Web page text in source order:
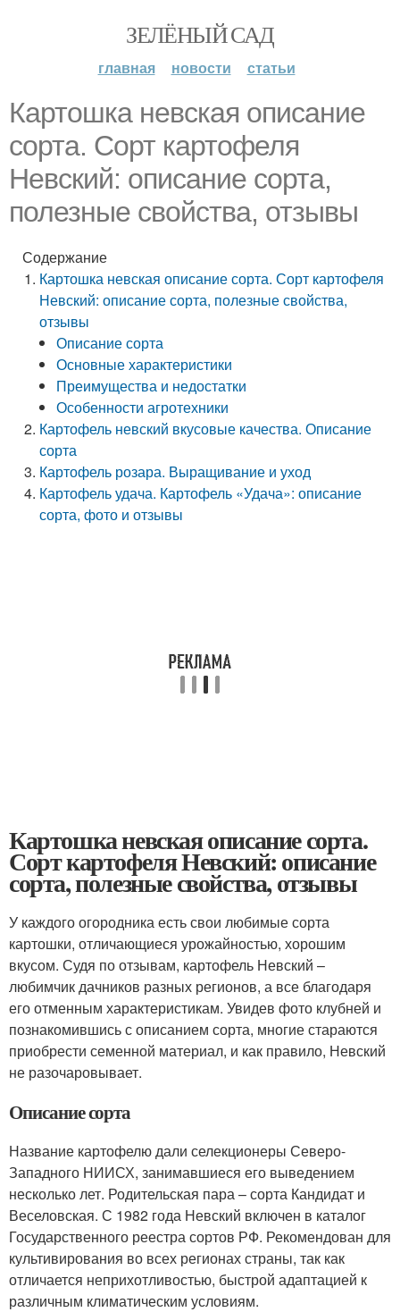
ЗЕЛЁНЫЙ САД
главная новости статьи
Картошка невская описание
сорта. Сорт картофеля
Невский: описание сорта,
полезные свойства, отзывы
Содержание
Картошка невская описание сорта. Сорт картофеля
Невский: описание сорта, полезные свойства,
отзывы
Описание сорта
Основные характеристики
Преимущества и недостатки
Особенности агротехники
Картофель невский вкусовые качества. Описание
сорта
Картофель розара. Выращивание и уход
Картофель удача. Картофель «Удача»: описание
сорта, фото и отзывы
Картошка невская описание сорта.
Сорт картофеля Невский: описание
сорта, полезные свойства, отзывы
У каждого огородника есть свои любимые сорта
картошки, отличающиеся урожайностью, хорошим
вкусом. Судя по отзывам, картофель Невский –
любимчик дачников разных регионов, а все благодаря
его отменным характеристикам. Увидев фото клубней и
познакомившись с описанием сорта, многие стараются
приобрести семенной материал, и как правило, Невский
не разочаровывает.
Описание сорта
Название картофелю дали селекционеры Северо-
Западного НИИСХ, занимавшиеся его выведением
несколько лет. Родительская пара – сорта Кандидат и
Веселовская. С 1982 года Невский включен в каталог
Государственного реестра сортов РФ. Рекомендован для
культивирования во всех регионах страны, так как
отличается неприхотливостью, быстрой адаптацией к
различным климатическим условиям.